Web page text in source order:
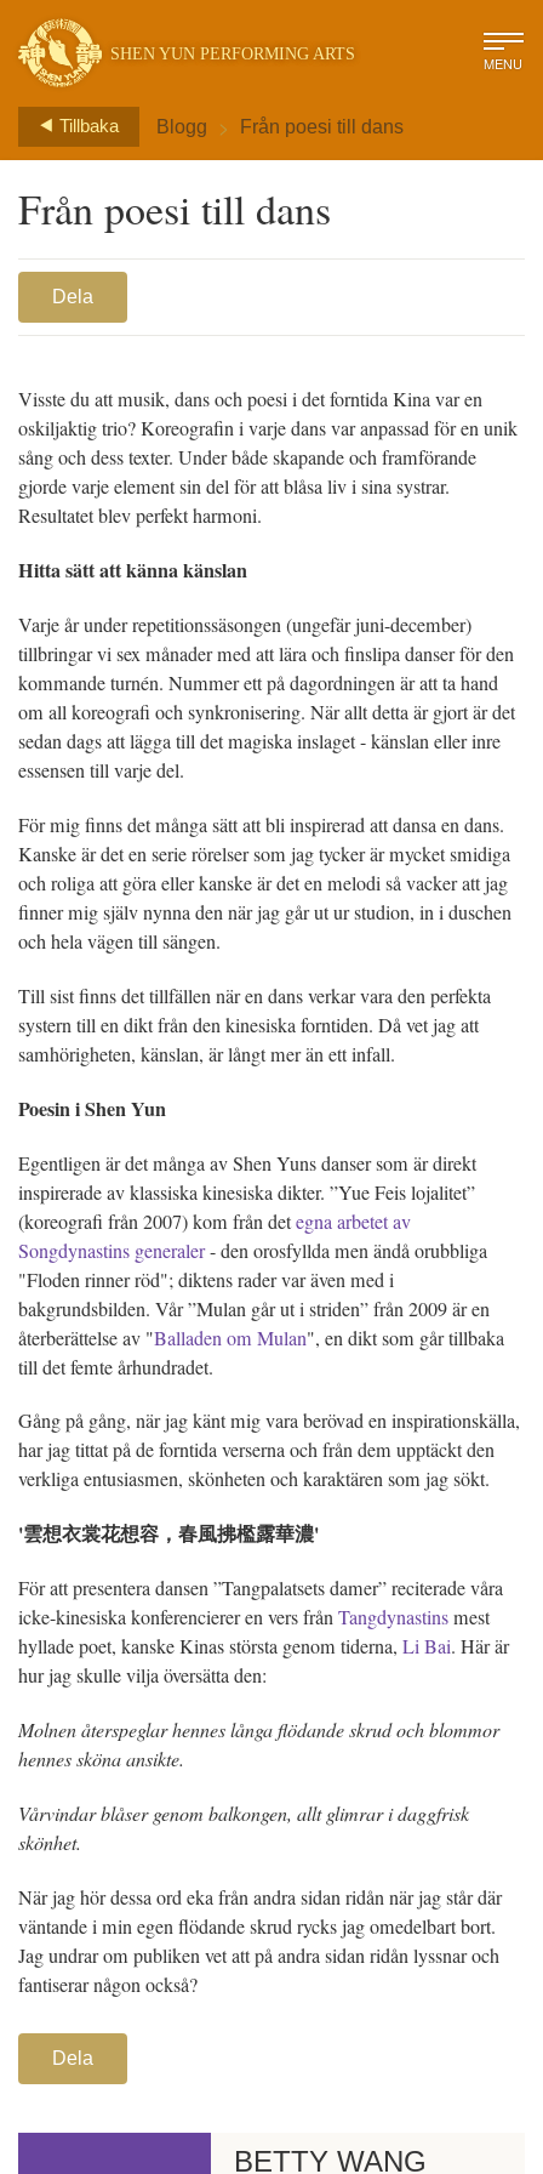
SHEN YUN PERFORMING ARTS MENU
Tillbaka Blogg > Från poesi till dans
Från poesi till dans
Dela
Visste du att musik, dans och poesi i det forntida Kina var en
oskiljaktig trio? Koreografin i varje dans var anpassad för en unik
sång och dess texter. Under både skapande och framförande
gjorde varje element sin del för att blåsa liv i sina systrar.
Resultatet blev perfekt harmoni.
Hitta sätt att känna känslan
Varje år under repetitionssäsongen (ungefär juni-december)
tillbringar vi sex månader med att lära och finslipa danser för den
kommande turnén. Nummer ett på dagordningen är att ta hand
om all koreografi och synkronisering. När allt detta är gjort är det
sedan dags att lägga till det magiska inslaget - känslan eller inre
essensen till varje del.
För mig finns det många sätt att bli inspirerad att dansa en dans.
Kanske är det en serie rörelser som jag tycker är mycket smidiga
och roliga att göra eller kanske är det en melodi så vacker att jag
finner mig själv nynna den när jag går ut ur studion, in i duschen
och hela vägen till sängen.
Till sist finns det tillfällen när en dans verkar vara den perfekta
systern till en dikt från den kinesiska forntiden. Då vet jag att
samhörigheten, känslan, är långt mer än ett infall.
Poesin i Shen Yun
Egentligen är det många av Shen Yuns danser som är direkt
inspirerade av klassiska kinesiska dikter. ”Yue Feis lojalitet”
(koreografi från 2007) kom från detegna arbetet av
Songdynastins generaler- den orosfyllda men ändå orubbliga
"Floden rinner röd"; diktens rader var även med i
bakgrundsbilden. Vår ”Mulan går ut i striden” från 2009 är en
återberättelse av "Balladen om Mulan", en dikt som går tillbaka
till det femte århundradet.
Gång på gång, när jag känt mig vara berövad en inspirationskälla,
har jag tittat på de forntida verserna och från dem upptäckt den
verkliga entusiasmen, skönheten och karaktären som jag sökt.
'雲想衣裳花想容，春風拂檻露華濃'
För att presentera dansen ”Tangpalatsets damer” reciterade våra
icke-kinesiska konferencierer en vers frånTangdynastinsmest
hyllade poet, kanske Kinas största genom tiderna, Li Bai. Här är
hur jag skulle vilja översätta den:
Molnen återspeglar hennes långa flödande skrud och blommor
hennes sköna ansikte.
Vårvindar blåser genom balkongen, allt glimrar i daggfrisk
skönhet.
När jag hör dessa ord eka från andra sidan ridån när jag står där
väntande i min egen flödande skrud rycks jag omedelbart bort.
Jag undrar om publiken vet att på andra sidan ridån lyssnar och
fantiserar någon också?
Dela
BETTY WANG